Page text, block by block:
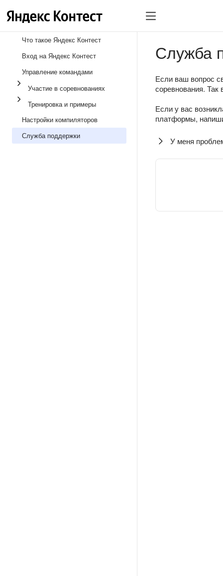
Что такое Яндекс Контест
Вход на Яндекс Контест
Управление командами
Участие в соревнованиях
Тренировка и примеры
Настройки компиляторов
Служба поддержки
Служба
Если ваш вопрос
соревнования. Так
Если у вас
платформы,
У меня